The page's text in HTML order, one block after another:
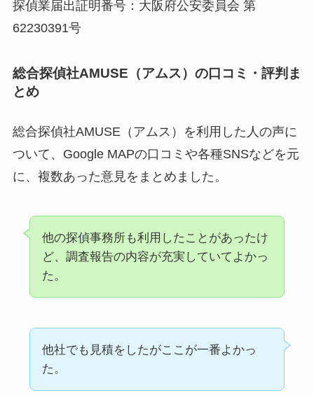
探偵業届出証明番号：大阪府公安委員会 第
62230391号
総合探偵社AMUSE（アムス）の口コミ・評判ま
とめ
総合探偵社AMUSE（アムス）を利用した人の声に
ついて、Google MAPの口コミや各種SNSなどを元
に、複数あった意見をまとめました。
他の探偵事務所も利用したことがあったけ
ど、調査報告の内容が充実していてよかっ
た。
他社でも見積をしたがここが一番よかっ
た。